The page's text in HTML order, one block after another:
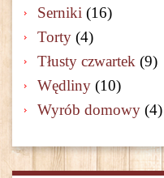
Serniki (16)
Torty (4)
Tłusty czwartek (9)
Wędliny (10)
Wyrób domowy (4)